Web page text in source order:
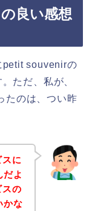
良い感想
petit souvenirの
ただ、私が、
たのは、つい昨
に
だよ
の
かな